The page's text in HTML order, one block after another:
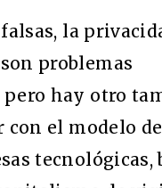
la
problemas
hay otro
con el modelo
tecnológicas,